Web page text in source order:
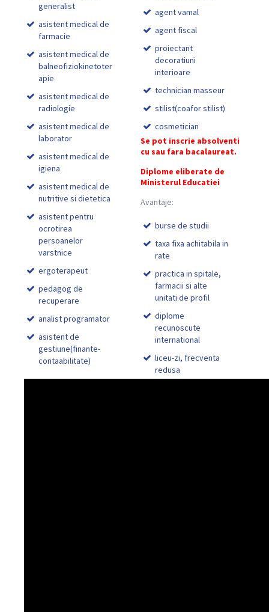
generalist
asistent medical de
farmacie
asistent medical de
balneofiziokinetoter
apie
asistent medical de
radiologie
asistent medical de
laborator
asistent medical de
igiena
asistent medical de
nutritive si dietetica
asistent pentru
ocrotirea
persoanelor
varstnice
ergoterapeut
pedagog de
recuperare
analist programator
asistent de
gestiune(finante-
contaabilitate)
agent vamal
agent fiscal
proiectant
decoratiuni
interioare
technician masseur
stilist(coafor stilist)
cosmetician
Se pot inscrie absolventi
cu sau fara bacalaureat.
Diplome eliberate de
Ministerul Educatiei
Avantaje:
burse de studii
taxa fixa achitabila in
rate
practica in spitale,
farmacii si alte
unitati de profil
diplome
recunoscute
international
liceu-zi, frecventa
redusa